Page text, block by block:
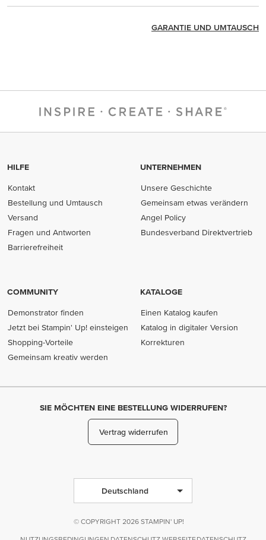
GARANTIE UND UMTAUSCH
HILFE
Kontakt
Bestellung und Umtausch
Versand
Fragen und Antworten
Barrierefreiheit
UNTERNEHMEN
Unsere Geschichte
Gemeinsam etwas verändern
Angel Policy
Bundesverband Direktvertrieb
COMMUNITY
Demonstrator finden
Jetzt bei Stampin' Up! einsteigen
Shopping-Vorteile
Gemeinsam kreativ werden
KATALOGE
Einen Katalog kaufen
Katalog in digitaler Version
Korrekturen
SIE MÖCHTEN EINE BESTELLUNG WIDERRUFEN?
Vertrag widerrufen
Deutschland
© COPYRIGHT 2026 STAMPIN' UP!